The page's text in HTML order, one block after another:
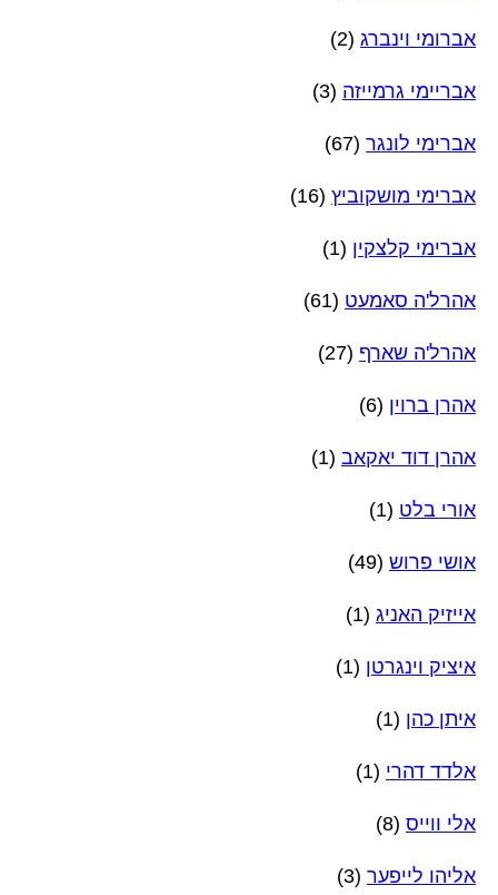
אברומי וינברג (2)
אבריימי גרמייזה (3)
אברימי לונגר (67)
אברימי מושקוביץ (16)
אברימי קלצקין (1)
אהרל'ה סאמעט (61)
אהרל'ה שארף (27)
אהרן ברוין (6)
אהרן דוד יאקאב (1)
אורי בלט (1)
אושי פרוש (49)
אייזיק האניג (1)
איציק וינגרטן (1)
איתן כהן (1)
אלדד דהרי (1)
אלי ווייס (8)
אליהו לייפער (3)